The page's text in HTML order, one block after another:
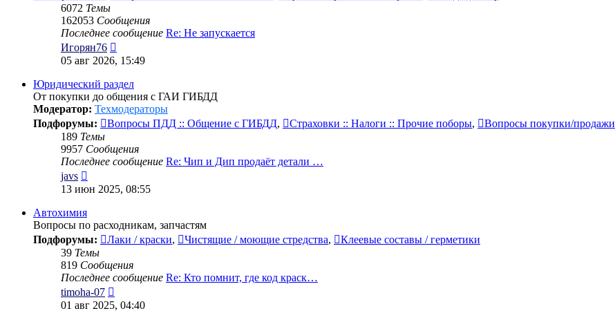
6072 Темы
162053 Сообщения
Последнее сообщение Re: Не запускается
Игорян76
к
сообщению
05 авг 2026, 15:49
Юридический раздел
От покупки до общения с ГАИ ГИБДД
Модератор: Техмодераторы
Подфорумы:
Вопросы ПДД :: Общение с ГИБДД, Страховки :: Налоги :: Прочие поборы, Вопросы покупки/продажи
189 Темы
9957 Сообщения
Последнее сообщение Re: Чип и Дип продаёт детали …
javs
к
13 июн 2025, 08:55
Автохимия
Вопросы по расходникам, запчастям
Подфорумы:
Лаки / краски, Чистящие / моющие стредства,
Клеевые составы / герметики
39 Темы
819 Сообщения
Последнее сообщение Re: Кто помнит, где код краск…
timoha-07
01 авг 2025, 04:40